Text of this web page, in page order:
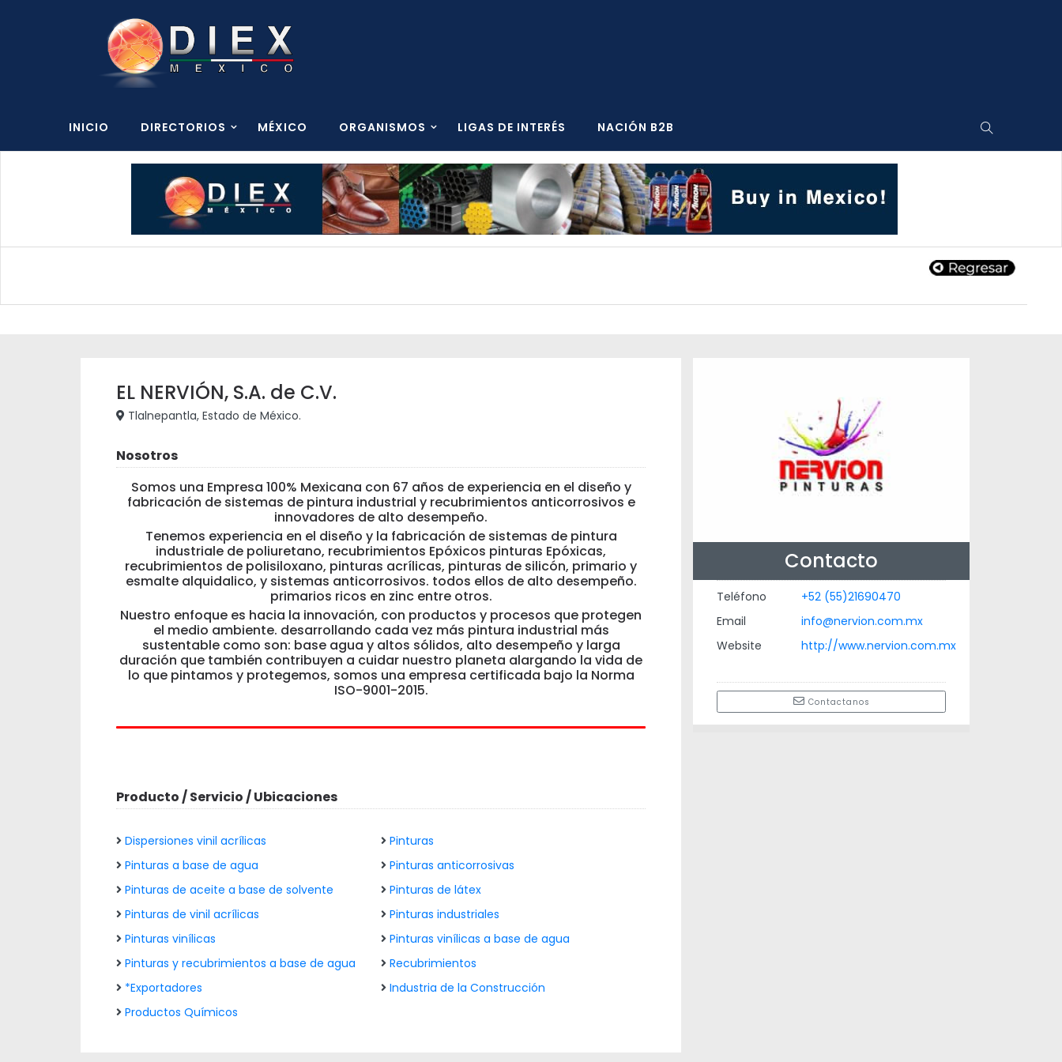
INICIO DIRECTORIOS MÉXICO ORGANISMOS LIGAS DE INTERÉS NACIÓN B2B
EL NERVIÓN, S.A. de C.V.
Tlalnepantla, Estado de México.
Nosotros
Somos una Empresa 100% Mexicana con 67 años de experiencia en el diseño y
fabricación de sistemas de pintura industrial y recubrimientos anticorrosivos e
innovadores de alto desempeño.
Tenemos experiencia en el diseño y la fabricación de sistemas de pintura
industriale de poliuretano, recubrimientos Epóxicos pinturas Epóxicas,
recubrimientos de polisiloxano, pinturas acrílicas, pinturas de silicón, primario y
esmalte alquidalico, y sistemas anticorrosivos. todos ellos de alto desempeño.
primarios ricos en zinc entre otros.
Nuestro enfoque es hacia la innovación, con productos y procesos que protegen
el medio ambiente. desarrollando cada vez más pintura industrial más
sustentable como son: base agua y altos sólidos, alto desempeño y larga
duración que también contribuyen a cuidar nuestro planeta alargando la vida de
lo que pintamos y protegemos, somos una empresa certificada bajo la Norma
ISO-9001-2015.
Producto / Servicio / Ubicaciones
Dispersiones vinil acrílicas
Pinturas
Pinturas a base de agua
Pinturas anticorrosivas
Pinturas de aceite a base de solvente
Pinturas de látex
Pinturas de vinil acrílicas
Pinturas industriales
Pinturas vinílicas
Pinturas vinílicas a base de agua
Pinturas y recubrimientos a base de agua
Recubrimientos
*Exportadores
Industria de la Construcción
Productos Químicos
Contacto
Teléfono
+52 (55)21690470
Email
info@nervion.com.mx
Website
http://www.nervion.com.mx
Contactanos